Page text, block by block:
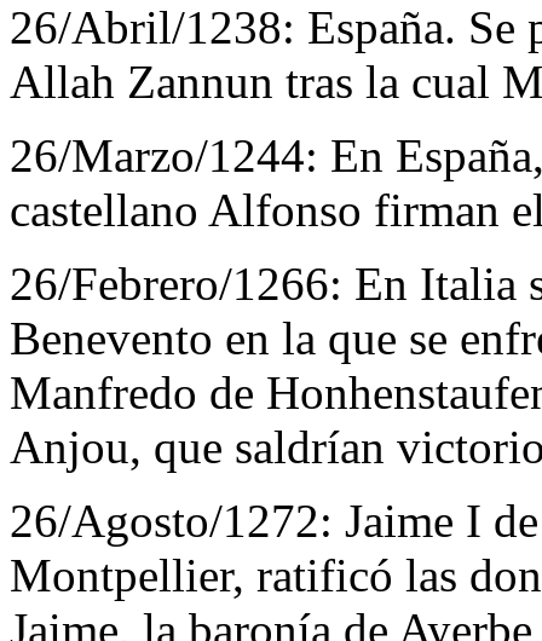
26/Abril/1238: España. Se
Allah Zannun tras la cual
26/Marzo/1244: En
castellano Alfonso firman
26/Febrero/1266: En Italia
Benevento en la que se
Manfredo de
Anjou, que saldrían
26/Agosto/1272: Jaime I
Montpellier, ratificó las
Jaime, la baronía de